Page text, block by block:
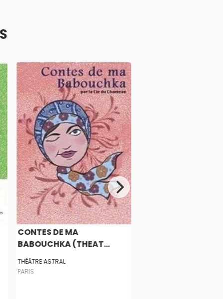
CONTES DE MA
BABOUCHKA (THEAT...
THÉÂTRE ASTRAL
PARIS